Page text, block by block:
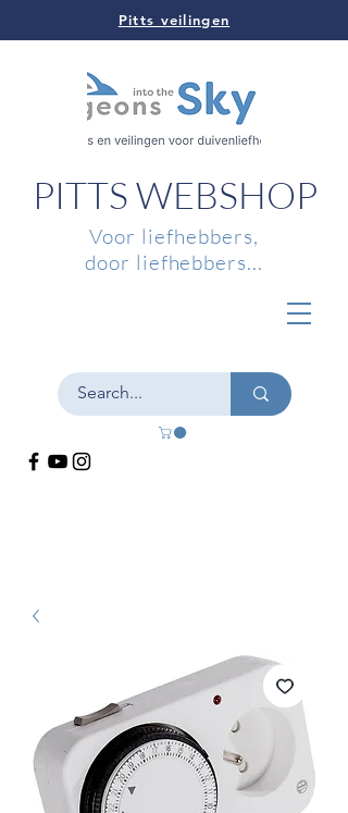
Pitts veilingen
PITTS WEBSHOP
Voor liefhebbers,
door liefhebbers...